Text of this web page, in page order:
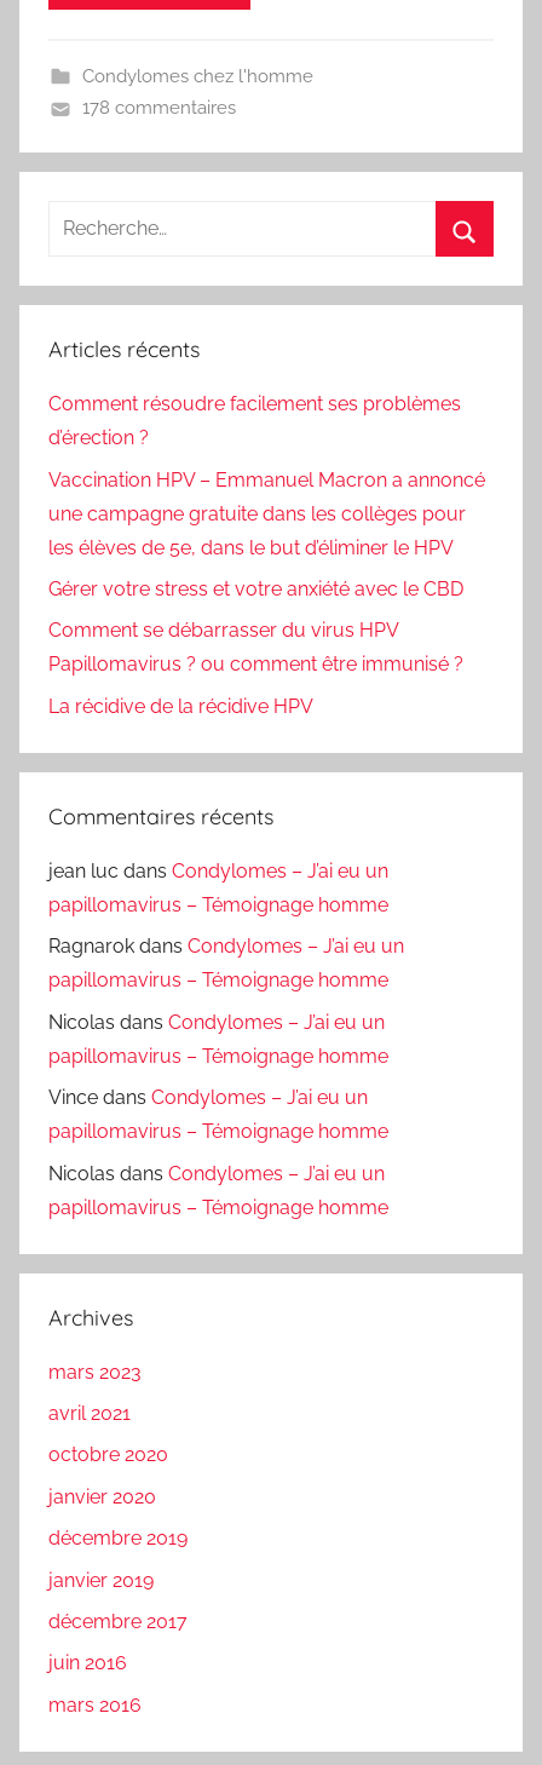
Condylomes chez l'homme
178 commentaires
Recherche
:
Articles récents
Comment résoudre facilement ses problèmes
d’érection ?
Vaccination HPV – Emmanuel Macron a annoncé
une campagne gratuite dans les collèges pour
les élèves de 5e, dans le but d’éliminer le HPV
Gérer votre stress et votre anxiété avec le CBD
Comment se débarrasser du virus HPV
Papillomavirus ? ou comment être immunisé ?
La récidive de la récidive HPV
Commentaires récents
jean luc dans Condylomes – J’ai eu un
papillomavirus – Témoignage homme
Ragnarok dans Condylomes – J’ai eu un
papillomavirus – Témoignage homme
Nicolas dans Condylomes – J’ai eu un
papillomavirus – Témoignage homme
Vince dans Condylomes – J’ai eu un
papillomavirus – Témoignage homme
Nicolas dans Condylomes – J’ai eu un
papillomavirus – Témoignage homme
Archives
mars 2023
avril 2021
octobre 2020
janvier 2020
décembre 2019
janvier 2019
décembre 2017
juin 2016
mars 2016